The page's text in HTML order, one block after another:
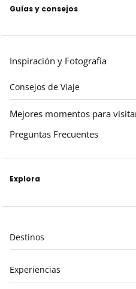
Guías y consejos
Inspiración y Fotografía
Consejos de Viaje
Mejores momentos para
Preguntas Frecuentes
Explora
Destinos
Experiencias